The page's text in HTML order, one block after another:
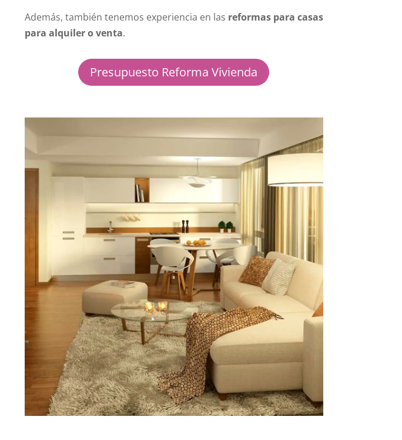
Además, también tenemos experiencia en las reformas para casas
para alquiler o venta.
Presupuesto Reforma Vivienda